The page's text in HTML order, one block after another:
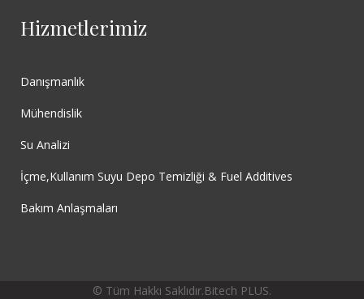
Hizmetlerimiz
Danışmanlık
Mühendislik
Su Analizi
İçme,Kullanım Suyu Depo Temizliği & Fuel Additives
Bakım Anlaşmaları
© Tüm Hakkı Saklıdır.Bitech PLUS.